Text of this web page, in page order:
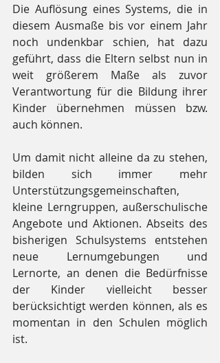
Die Auflösung eines Systems, die in
diesem Ausmaße bis vor einem Jahr
noch undenkbar schien, hat dazu
geführt, dass die Eltern selbst nun in
weit größerem Maße als zuvor
Verantwortung für die Bildung ihrer
Kinder übernehmen müssen bzw.
auch können.
Um damit nicht alleine da zu stehen,
bilden sich immer mehr
Unterstützungsgemeinschaften,
kleine Lerngruppen, außerschulische
Angebote und Aktionen. Abseits des
bisherigen Schulsystems entstehen
neue Lernumgebungen und
Lernorte, an denen die Bedürfnisse
der Kinder vielleicht besser
berücksichtigt werden können, als es
momentan in den Schulen möglich
ist.